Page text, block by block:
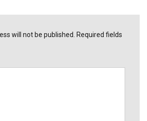
will not be published. Required fields